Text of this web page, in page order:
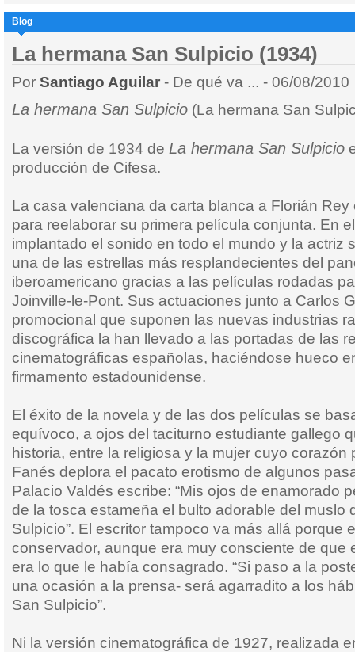
Blog
La hermana San Sulpicio (1934)
Por Santiago Aguilar - De qué va ... - 06/08/2010
La hermana San Sulpicio (La hermana San
La versión de 1934 de La hermana San Sulpicio
producción de Cifesa.
La casa valenciana da carta blanca a Florián Rey
para reelaborar su primera película conjunta. En
implantado el sonido en todo el mundo y la actriz
una de las estrellas más resplandecientes del
iberoamericano gracias a las películas rodadas
Joinville-le-Pont. Sus actuaciones junto a Carlos
promocional que suponen las nuevas industrias
discográfica la han llevado a las portadas de las
cinematográficas españolas, haciéndose hueco
firmamento estadounidense.
El éxito de la novela y de las dos películas se
equívoco, a ojos del taciturno estudiante gallego
historia, entre la religiosa y la mujer cuyo corazón
Fanés deplora el pacato erotismo de algunos
Palacio Valdés escribe: “Mis ojos de enamorado
de la tosca estameña el bulto adorable del muslo
Sulpicio”. El escritor tampoco va más allá porque
conservador, aunque era muy consciente de que
era lo que le había consagrado. “Si paso a la
una ocasión a la prensa- será agarradito a los
San Sulpicio”.
Ni la versión cinematográfica de 1927, realizada